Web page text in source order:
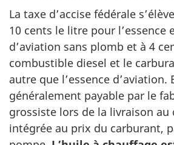
La taxe d’accise fédérale
10 cents le litre pour l’essence
d’aviation sans plomb et à 4
combustible diesel et le
autre que l’essence d’aviation.
généralement payable par le
grossiste lors de la livraison
intégrée au prix du carburant,